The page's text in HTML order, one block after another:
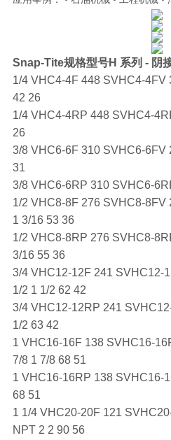
Snap-Tite规格型号H 系列 - 阴
1/4 VHC4-4F 448 SVHC4-4FV
42 26
1/4 VHC4-4RP 448 SVHC4-
26
3/8 VHC6-6F 310 SVHC6-6FV
31
3/8 VHC6-6RP 310 SVHC6-
1/2 VHC8-8F 276 SVHC8-8FV
1 3/16 53 36
1/2 VHC8-8RP 276 SVHC8-
3/16 55 36
3/4 VHC12-12F 241 SVHC12-
1/2 1 1/2 62 42
3/4 VHC12-12RP 241
1/2 63 42
1 VHC16-16F 138 SVHC16-
7/8 1 7/8 68 51
1 VHC16-16RP 138 SVHC16-
68 51
1 1/4 VHC20-20F 121
NPT 2 2 90 56